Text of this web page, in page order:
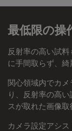
最低限の操
反射率の高い試
に手間取らず、
関心領域内でカ
り、反射率の高
スが取れた画像取
カメラ設定アシ